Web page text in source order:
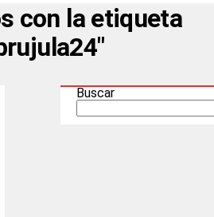
con la etiqueta
Buscar